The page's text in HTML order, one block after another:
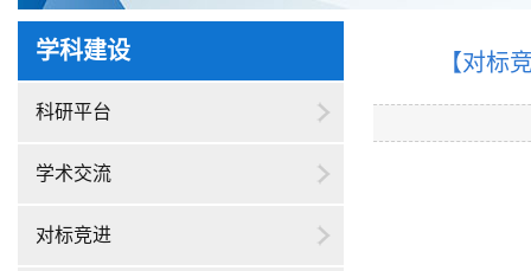
学科建设
科研平台
学术交流
对标竞进
【对标